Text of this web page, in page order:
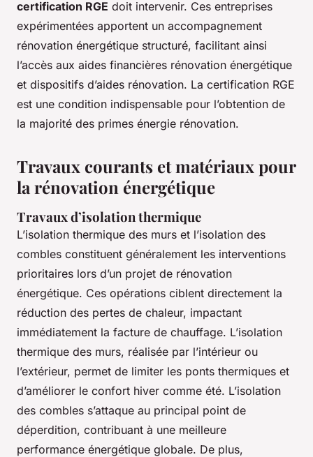
certification RGE doit intervenir. Ces entreprises
expérimentées apportent un accompagnement
rénovation énergétique structuré, facilitant ainsi
l’accès aux aides financières rénovation énergétique
et dispositifs d’aides rénovation. La certification RGE
est une condition indispensable pour l’obtention de
la majorité des primes énergie rénovation.
Travaux courants et matériaux pour
la rénovation énergétique
Travaux d’isolation thermique
L’isolation thermique des murs et l’isolation des
combles constituent généralement les interventions
prioritaires lors d’un projet de rénovation
énergétique. Ces opérations ciblent directement la
réduction des pertes de chaleur, impactant
immédiatement la facture de chauffage. L’isolation
thermique des murs, réalisée par l’intérieur ou
l’extérieur, permet de limiter les ponts thermiques et
d’améliorer le confort hiver comme été. L’isolation
des combles s’attaque au principal point de
déperdition, contribuant à une meilleure
performance énergétique globale. De plus,